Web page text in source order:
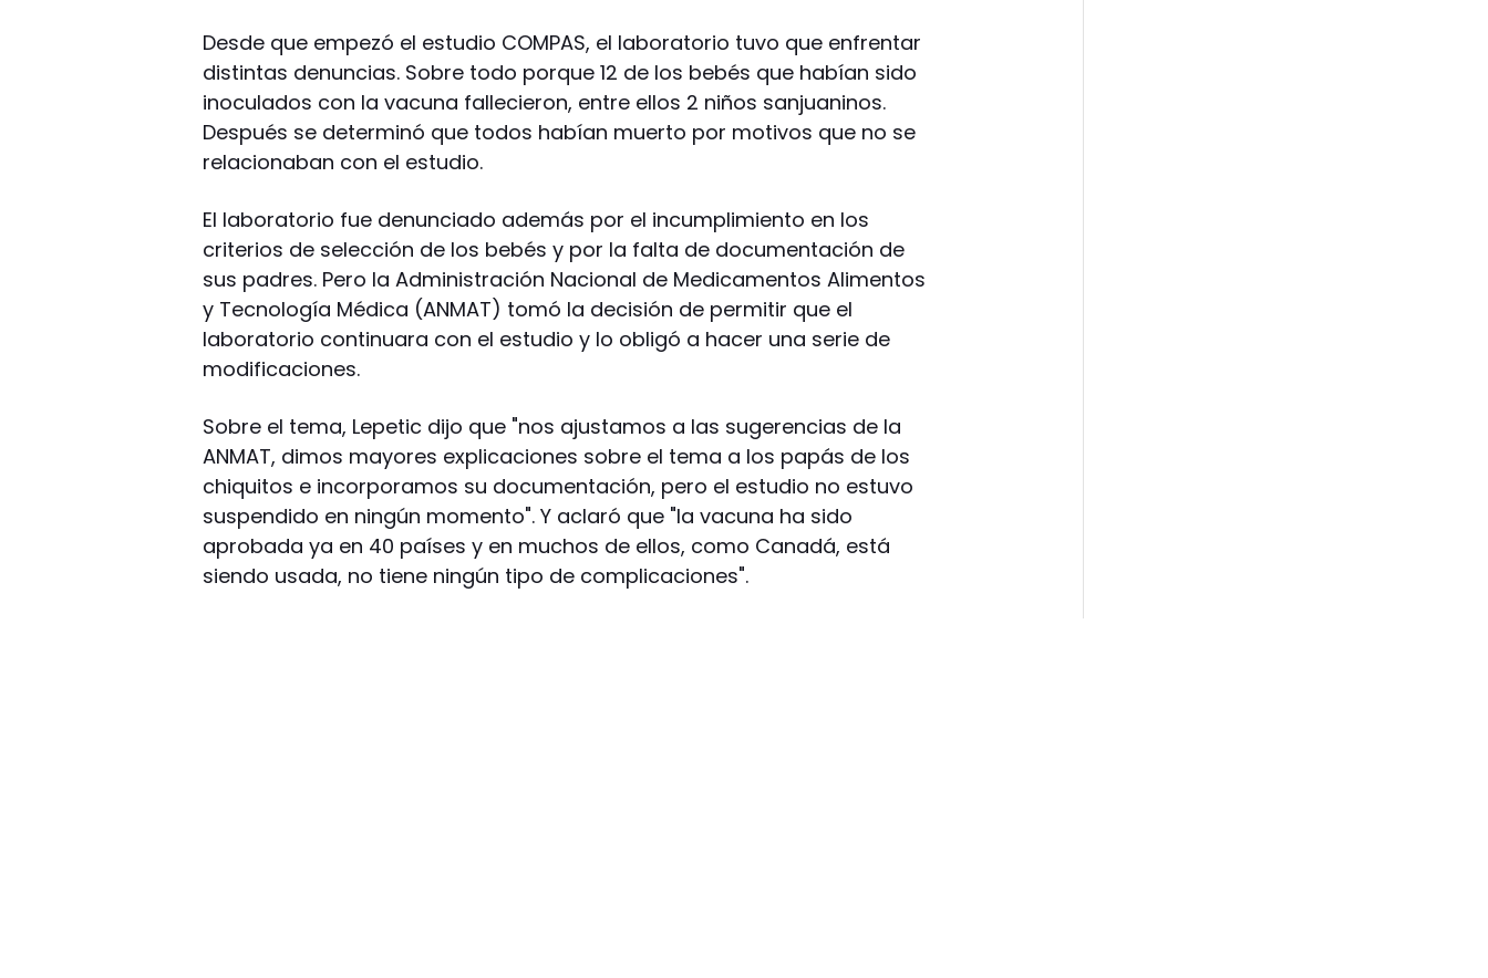
Desde que empezó el estudio COMPAS, el laboratorio tuvo que enfrentar
distintas denuncias. Sobre todo porque 12 de los bebés que habían sido
inoculados con la vacuna fallecieron, entre ellos 2 niños sanjuaninos.
Después se determinó que todos habían muerto por motivos que no se
relacionaban con el estudio.
El laboratorio fue denunciado además por el incumplimiento en los
criterios de selección de los bebés y por la falta de documentación de
sus padres. Pero la Administración Nacional de Medicamentos Alimentos
y Tecnología Médica (ANMAT) tomó la decisión de permitir que el
laboratorio continuara con el estudio y lo obligó a hacer una serie de
modificaciones.
Sobre el tema, Lepetic dijo que "nos ajustamos a las sugerencias de la
ANMAT, dimos mayores explicaciones sobre el tema a los papás de los
chiquitos e incorporamos su documentación, pero el estudio no estuvo
suspendido en ningún momento". Y aclaró que "la vacuna ha sido
aprobada ya en 40 países y en muchos de ellos, como Canadá, está
siendo usada, no tiene ningún tipo de complicaciones".